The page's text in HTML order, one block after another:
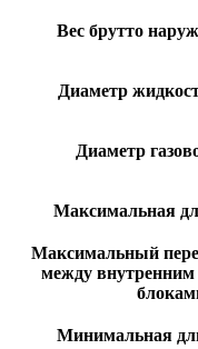
Вес брутто
Диаметр
Диаметр
Максимальная
Максимальный
между
Минимальная